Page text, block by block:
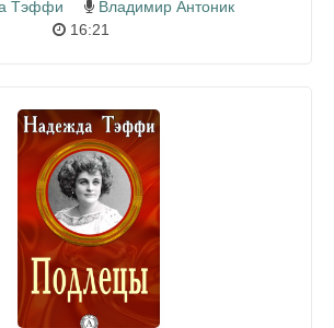
Тэффи
Владимир Антоник
16:21